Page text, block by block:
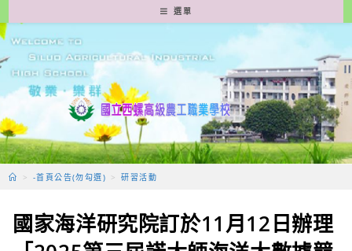
轉
至
要
容
選單
> -首頁公告(勿勾選) > 研習活動
國家海洋研究院訂於11月12日辦理